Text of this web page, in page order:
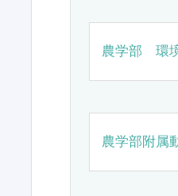
農学部 環
農学部附属